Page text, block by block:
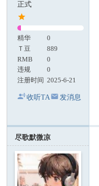
正式
精华
0
Ｔ豆
889
RMB
0
违规
0
注册时间 2025-6-21
收听TA 发消息
尽歌默微凉